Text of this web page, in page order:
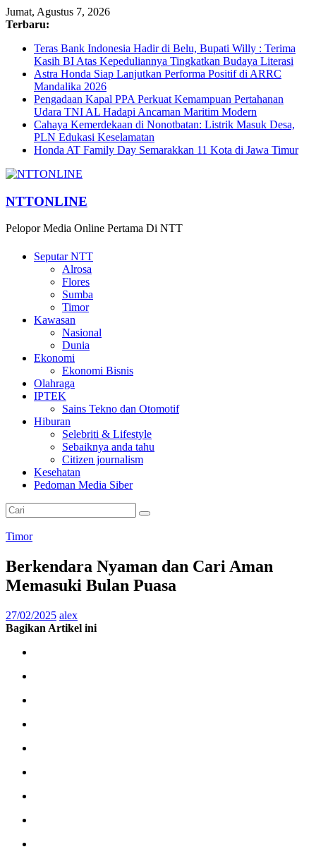
Jumat, Agustus 7, 2026
Terbaru:
Teras Bank Indonesia Hadir di Belu, Bupati Willy : Terima
Kasih BI Atas Kepeduliannya Tingkatkan Budaya Literasi
Astra Honda Siap Lanjutkan Performa Positif di ARRC
Mandalika 2026
Pengadaan Kapal PPA Perkuat Kemampuan Pertahanan
Udara TNI AL Hadapi Ancaman Maritim Modern
Cahaya Kemerdekaan di Nonotbatan: Listrik Masuk Desa,
PLN Edukasi Keselamatan
Honda AT Family Day Semarakkan 11 Kota di Jawa Timur
NTTONLINE
Pelopor Media Online Pertama Di NTT
Seputar NTT
Alrosa
Flores
Sumba
Timor
Kawasan
Nasional
Dunia
Ekonomi
Ekonomi Bisnis
Olahraga
IPTEK
Sains Tekno dan Otomotif
Hiburan
Selebriti & Lifestyle
Sebaiknya anda tahu
Citizen journalism
Kesehatan
Pedoman Media Siber
Timor
Berkendara Nyaman dan Cari Aman
Memasuki Bulan Puasa
27/02/2025 alex
Bagikan Artikel ini